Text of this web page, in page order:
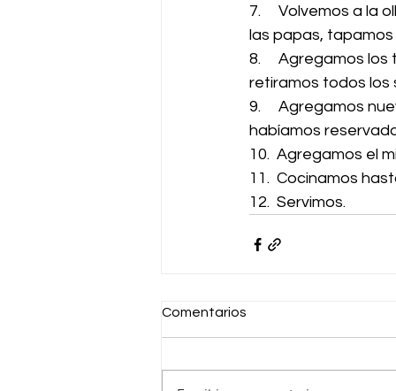
7.     Volvemos a la
las papas,
8.     Agregamos
retiramos todos los
9.     Agregamos
habíamos
10.  Agregamos el
11.  Cocinamos
12.  Servimos.
Comentarios